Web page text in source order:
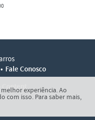
Fale Conosco
experiência. Ao
com isso. Para saber mais,